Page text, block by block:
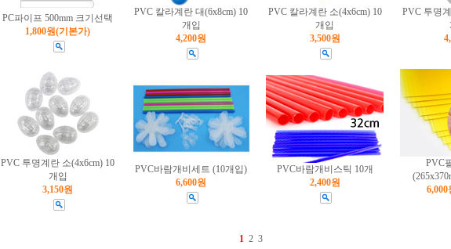
PC파이프 500mm 크기선택
1,800원(기본가)
PVC 칼라계란 대(6x8cm) 10
개입
4,200원
PVC 칼라계란 소(4x6cm) 10
개입
3,500원
PVC 투명
PVC 투명계란 소(4x6cm) 10
개입
3,150원
PVC바람개비세트 (10개입)
6,600원
PVC바람개비스틱 10개
2,400원
PVC
6,000
1 2 3